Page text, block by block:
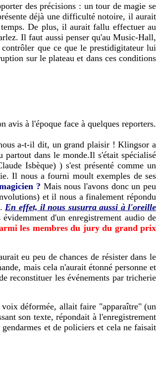
des précisions : un tour de magie se
déjà une difficulté notoire, il aurait
De plus, il aurait fallu effectuer au
Il faut aussi penser qu'au Music-Hall,
que ce que le prestidigitateur lui
sur le plateau et dans ces conditions
avis à l'époque face à quelques reporters.
a-t-il dit, un grand plaisir ! Klingsor a
dans le monde.Il s'était spécialisé
Isbèque) ) s'est présenté comme un
Il nous a fourni moult exemples de ses
? Mais nous l'avons donc un peu
et il nous a finalement répondu
En effet, il nous susurra aussi à l'oreille
d'un enregistrement audio de
les membres du jury du grand prix
eu peu de chances de résister dans le
mais cela n'aurait étonné personne et
reconstituer les événements par tricherie
déformée, allait faire "apparaître" (un
son texte, répondait à l'enregistrement
et de policiers et cela ne faisait